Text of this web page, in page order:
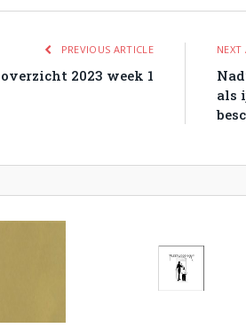
PREVIOUS ARTICLE
2023 week 1
NEXT
als